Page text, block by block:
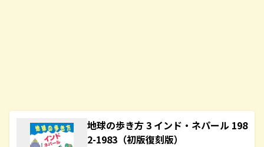
地球の歩き方 3 インド・ネパール 198
2-1983（初版復刻版）